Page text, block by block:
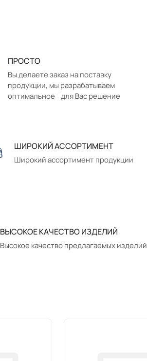
ПРОСТО
Вы делаете заказ на поставку
продукции, мы разрабатываем
оптимальное для Вас решение
ШИРОКИЙ АССОРТИМЕНТ
Широкий ассортимент продукции
ВЫСОКОЕ КАЧЕСТВО ИЗДЕЛИЙ
Высокое качество предлагаемых изделий